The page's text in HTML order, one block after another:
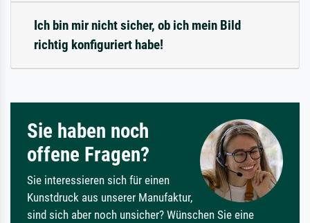
Ich bin mir nicht sicher, ob ich mein Bild
richtig konfiguriert habe!
Sie haben noch
offene Fragen?
Sie interessieren sich für einen
Kunstdruck aus unserer Manufaktur,
sind sich aber noch unsicher? Wünschen Sie eine